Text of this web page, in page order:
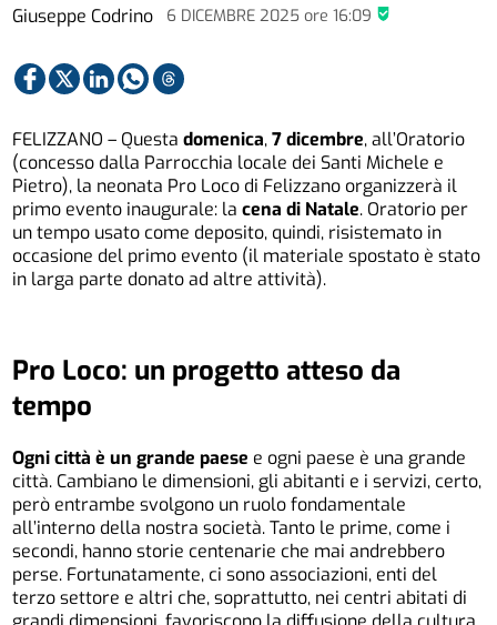
Giuseppe Codrino 6 DICEMBRE 2025ore 16:09
FELIZZANO – Questadomenica,7 dicembre, all’Oratorio
(concesso dalla Parrocchia locale dei Santi Michele e
Pietro), la neonata Pro Loco di Felizzano organizzerà il
primo evento inaugurale: lacena di Natale. Oratorio per
un tempo usato come deposito, quindi, risistemato in
occasione del primo evento (il materiale spostato è stato
in larga parte donato ad altre attività).
Pro Loco: un progetto atteso da
tempo
Ogni città è un grande paese e ogni paese è una grande
città. Cambiano le dimensioni, gli abitanti e i servizi, certo,
però entrambe svolgono un ruolo fondamentale
all’interno della nostra società. Tanto le prime, come i
secondi, hanno storie centenarie che mai andrebbero
perse. Fortunatamente, ci sono associazioni, enti del
terzo settore e altri che, soprattutto, nei centri abitati di